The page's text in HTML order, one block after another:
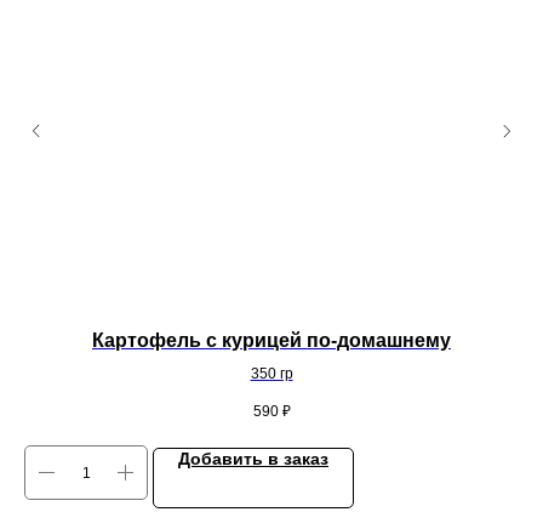
Картофель с курицей по-домашнему
350 гр
590 ₽
Добавить в заказ